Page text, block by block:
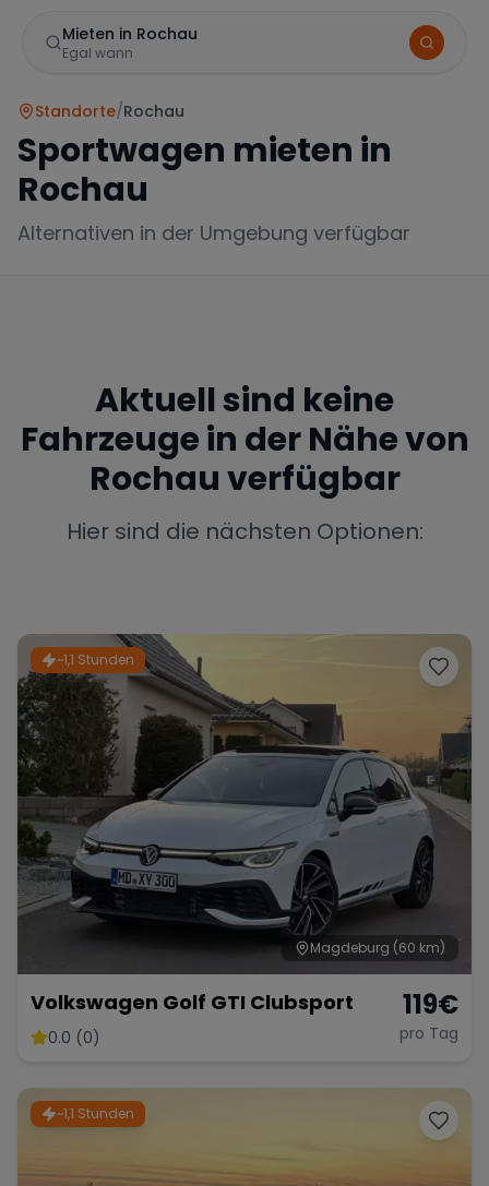
Mieten in Rochau
Egal wann
Mercedes BMW Audi
Tesla Chevrolet
Bentley Rolls Royce Aston Martin
Maserati
Standorte/Rochau
Sportwagen mieten in
Rochau
Alternativen in der Umgebung verfügbar
Aktuell sind keine
Fahrzeuge in der Nähe von
Rochauverfügbar
Hier sind die nächsten Optionen:
~1,1 Stunden
Magdeburg (60 km)
Volkswagen Golf GTI Clubsport
0.0 (0)
119€
pro Tag
~1,1 Stunden